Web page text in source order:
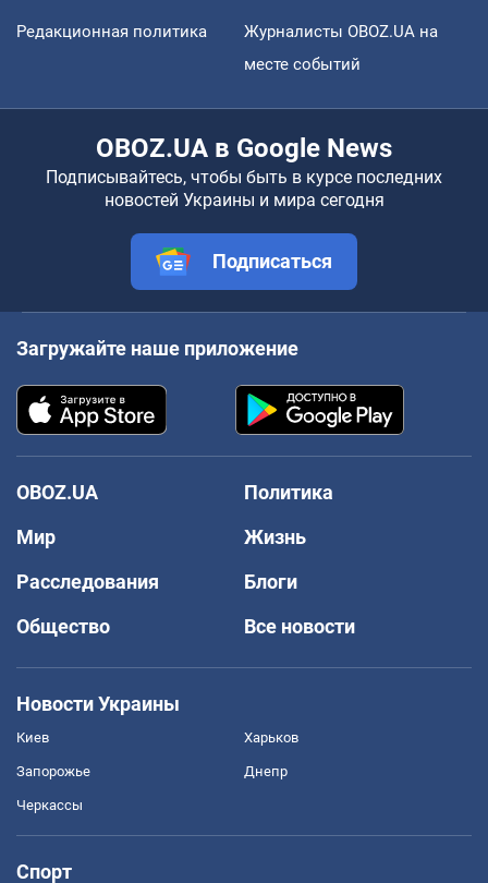
Редакционная политика
Журналисты OBOZ.UA на
месте событий
OBOZ.UA в Google News
Подписывайтесь, чтобы быть в курсе последних
новостей Украины и мира сегодня
Подписаться
Загружайте наше приложение
OBOZ.UA
Политика
Мир
Жизнь
Расследования
Блоги
Общество
Все новости
Новости Украины
Киев Харьков
Запорожье Днепр
Черкассы
Спорт